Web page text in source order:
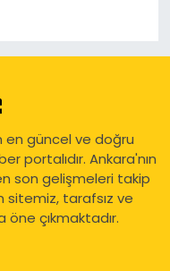
en güncel ve doğru
portalıdır. Ankara'nın
son gelişmeleri takip
tarafsız ve
öne çıkmaktadır.